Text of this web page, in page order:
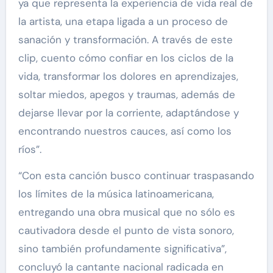
ya que representa la experiencia de vida real de
la artista, una etapa ligada a un proceso de
sanación y transformación. A través de este
clip, cuento cómo confiar en los ciclos de la
vida, transformar los dolores en aprendizajes,
soltar miedos, apegos y traumas, además de
dejarse llevar por la corriente, adaptándose y
encontrando nuestros cauces, así como los
ríos”.
“Con esta canción busco continuar traspasando
los límites de la música latinoamericana,
entregando una obra musical que no sólo es
cautivadora desde el punto de vista sonoro,
sino también profundamente significativa”,
concluyó la cantante nacional radicada en